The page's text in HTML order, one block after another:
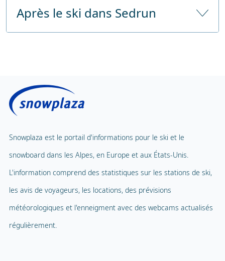
Depuis
l'autoroute
approx. 63 km 125 minutes en
Garde d'enfants à partir de 24 mois
Nombre d'heures de garde d'enfants
Carrousel pour enfants
Parc d'aventure
Terrain de jeux
Mascotte
Après le ski dans Sedrun
Solarium public
Massage
Spa et bien-être
Piscine intérieure
Ballade en ballon
Tennis en salle
Snowplaza est le portail d'informations pour le ski et le
snowboard dans les Alpes, en Europe et aux États-Unis.
L'information comprend des statistiques sur les stations de ski,
les avis de voyageurs, les locations, des prévisions
météorologiques et l'enneigment avec des webcams actualisés
régulièrement.